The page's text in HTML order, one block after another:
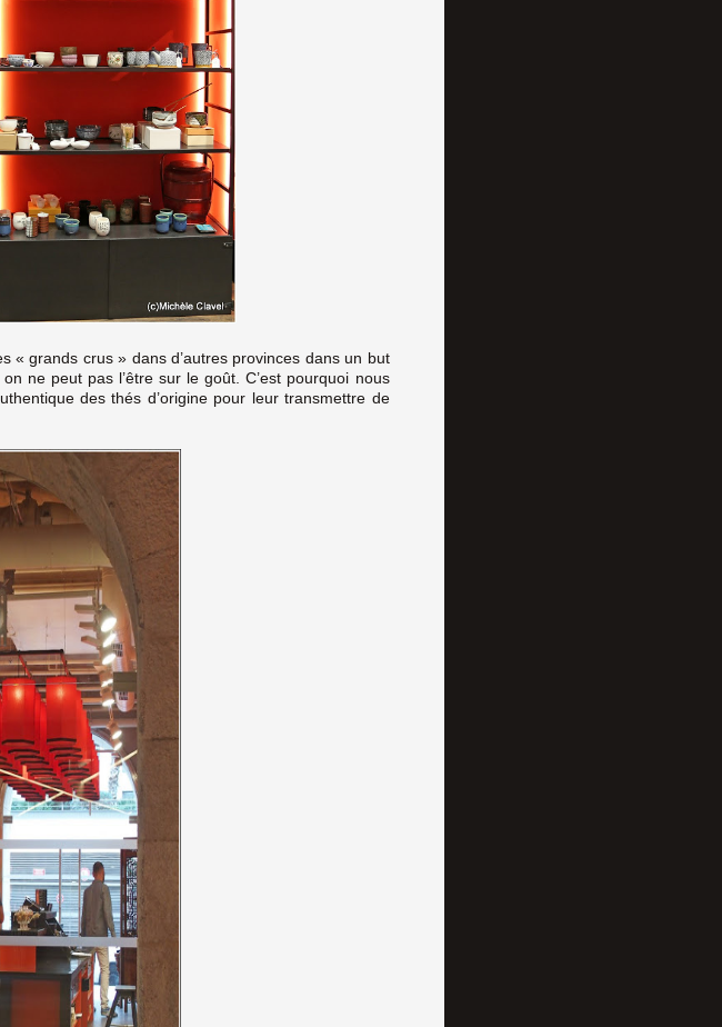
« grands crus » dans d’autres provinces dans un but
ne peut pas l’être sur le goût. C’est pourquoi nous
des thés d’origine pour leur transmettre de